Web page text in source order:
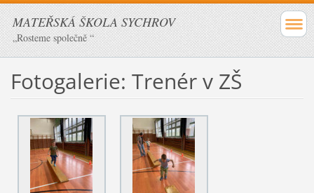
MATEŘSKÁ ŠKOLA SYCHROV
„Rosteme společně “
Fotogalerie: Trenér v ZŠ